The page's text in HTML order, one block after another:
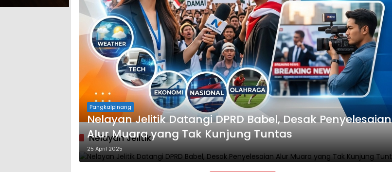
Nelayan Jelitik
Pangkalpinang
Nelayan Jelitik Datangi DPRD Babel, Desak Penyelesaian
Alur Muara yang Tak Kunjung Tuntas
25 April 2025